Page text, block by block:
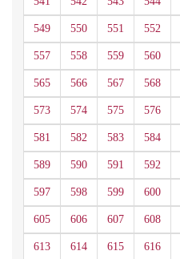
549 550 551 552
557 558 559 560
565 566 567 568
573 574 575 576
581 582 583 584
589 590 591 592
597 598 599 600
605 606 607 608
613 614 615 616